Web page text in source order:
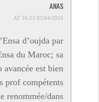
ANAS
03/04/2016 AT 16:23
d’oujda par
du Maroc; sa
est bien
prof compétents
renommée/dans